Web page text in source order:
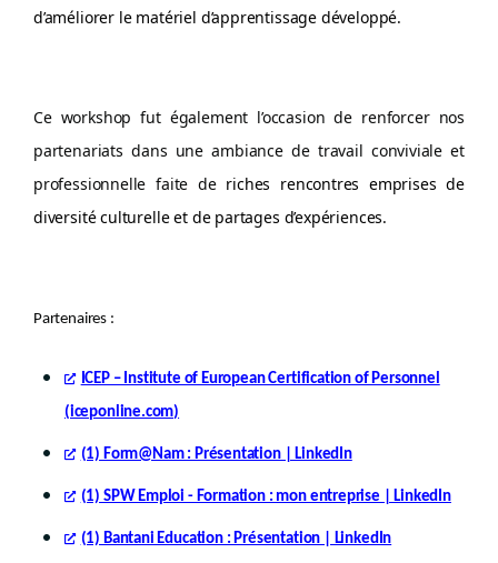
d’améliorer le matériel d’apprentissage développé.
Ce workshop fut également l’occasion de renforcer nos
partenariats dans une ambiance de travail conviviale et
professionnelle faite deriches rencontres emprises de
diversité culturelle et de partages d’expériences.
Partenaires :
ICEP – Institute of European Certification of Personnel
(iceponline.com)
(1) Form@Nam : Présentation | LinkedIn
(1) SPW Emploi - Formation : mon entreprise | LinkedIn
(1) Bantani Education : Présentation | LinkedIn